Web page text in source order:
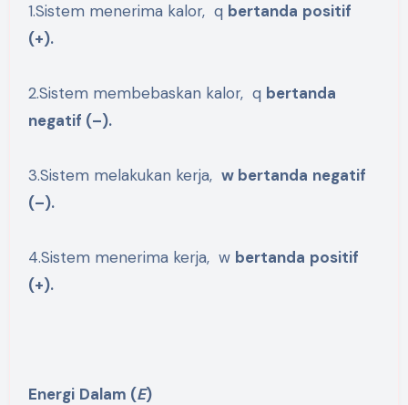
1.Sistem menerima kalor, q bertanda positif
(+).
2.Sistem membebaskan kalor, q bertanda
negatif (–).
3.Sistem melakukan kerja, wbertanda negatif
(–).
4.Sistem menerima kerja, w bertanda positif
(+).
Energi Dalam (E)